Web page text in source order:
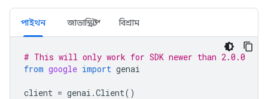
পাইথন জাভাস্ক্রিপ্ট বিশ্রাম
# This will only work for SDK newer than 2.0.0
from google import genai
client = genai .Client()